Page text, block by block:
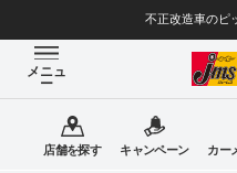
不正改造車のピ
メニュ
ー
店舗を探す キャンペーン カー